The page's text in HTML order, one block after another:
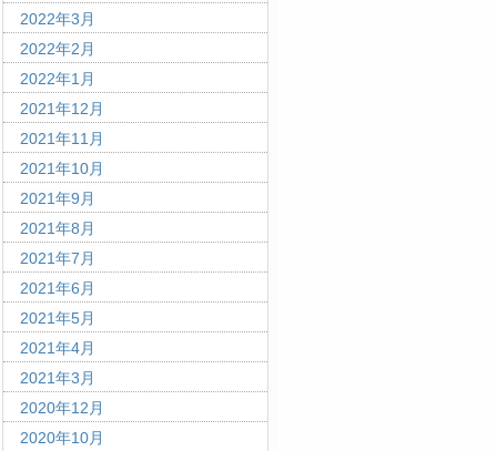
2022年3月
2022年2月
2022年1月
2021年12月
2021年11月
2021年10月
2021年9月
2021年8月
2021年7月
2021年6月
2021年5月
2021年4月
2021年3月
2020年12月
2020年10月